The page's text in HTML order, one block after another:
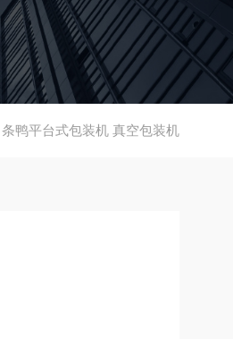
鸭平台式包装机 真空包装机